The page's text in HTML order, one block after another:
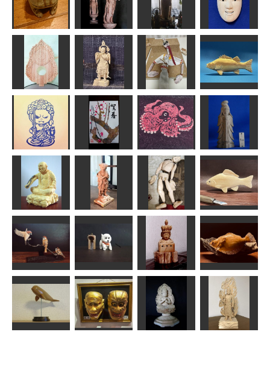
ツノガエル
ハチ
観音様
sigesama
菩薩立像
かっちゃん
70％小面
msuganuma
大日如来座像
の光背
ハク
迦楼羅像
みっちゃん
マリオネット
（2号）
キンタキンテ。
ヒラスズキ
MINI
不動明王
にっひ
梅の花の年賀
状
ふーちゃん
タコちゃん
すずめようこ
観音さま
ta-chann
喝達磨
ちゅうさん
善財童子
マリオネット
（1号）
キンタキンテ。
鮒
MINI
スズメ part II
MINI
犬
HANA
十一面観頭部
sigesama
寒ビラメ
MINI